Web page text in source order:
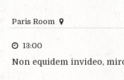
Paris Room
13:00
Non equidem invideo,